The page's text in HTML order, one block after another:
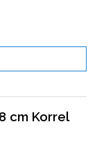
cm Korrel